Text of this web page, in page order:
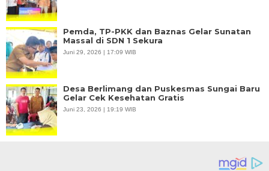
Pemda, TP-PKK dan Baznas Gelar Sunatan
Massal di SDN 1 Sekura
Juni 29, 2026 | 17:09 WIB
Desa Berlimang dan Puskesmas Sungai Baru
Gelar Cek Kesehatan Gratis
Juni 23, 2026 | 19:19 WIB